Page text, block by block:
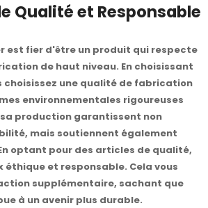
Qualité et Responsable
est fier d'être un produit qui respecte
de haut niveau. En choisissant
choisissez une qualité de fabrication
environnementales rigoureuses
production garantissent non
mais soutiennent également
optant pour des articles de qualité,
éthique et responsable. Cela vous
supplémentaire, sachant que
à un avenir plus durable.